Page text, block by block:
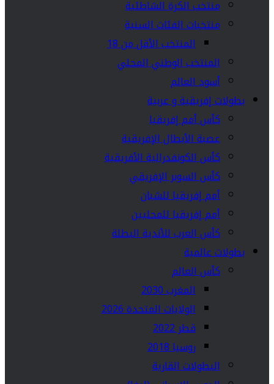
منتخب الكرة الشاطئية
منتخبات الفئات السنية
المنتخب الأقل من 18
المنتخب الوطني المحلي
أسود العالم
بطولات إفريقية و عربية
كأس أمم إفريقيا
عصبة الأبطال الإفريقية
كأس الكونفدرالية الأفريقية
كأس السوبر الإفريقي
أمم إفريقيا للشبان
أمم إفريقيا للمحليين
كأس العرب للأندية البطلة
بطولات عالمية
كأس العالم
المغرب 2030
الولايات المتحدة 2026
قطر 2022
روسيا 2018
البطولات القارية